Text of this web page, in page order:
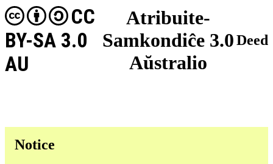
Atribuite-
Samkondiĉe 3.0
Aŭstralio
CC
BY-SA 3.0
AU
Deed
Notice